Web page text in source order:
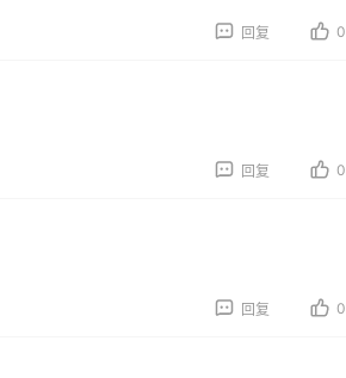
回复 0
回复 0
回复 0